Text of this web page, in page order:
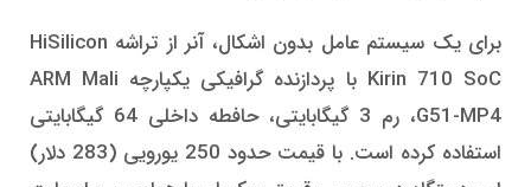
برای یک سیستم عامل بدون اشکال، آنر از تراشه HiSilicon
Kirin 710 SoC با پردازنده گرافیکی یکپارچه ARM Mali
G51-MP4، رم 3 گیگابایتی، حافطه داخلی 64 گیگابایتی
استفاده کرده است. با قیمت حدود 250 یورویی (283 دلار)